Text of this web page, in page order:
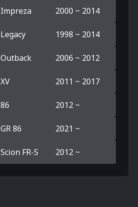
Impreza 2000 ~ 2014
Legacy 1998 ~ 2014
Outback 2006 ~ 2012
XV 2011 ~ 2017
86 2012 ~
GR 86 2021 ~
Scion FR-S 2012 ~